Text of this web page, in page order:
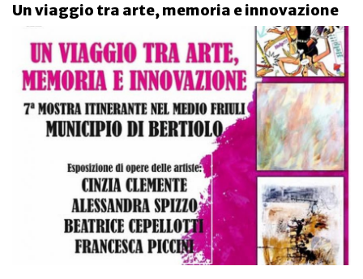
Un viaggio tra arte, memoria e innovazione